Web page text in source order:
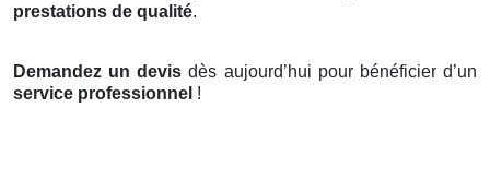
prestations de qualité.
Demandez un devis dès aujourd’hui pour bénéficier d’un
service professionnel !